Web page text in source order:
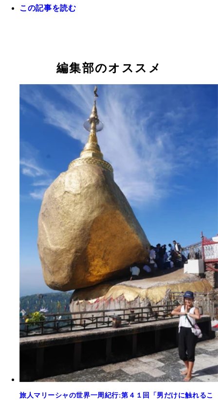
この記事を読む
編集部のオススメ
旅人マリーシャの世界一周紀行:第４１回「男だけに触れるこ